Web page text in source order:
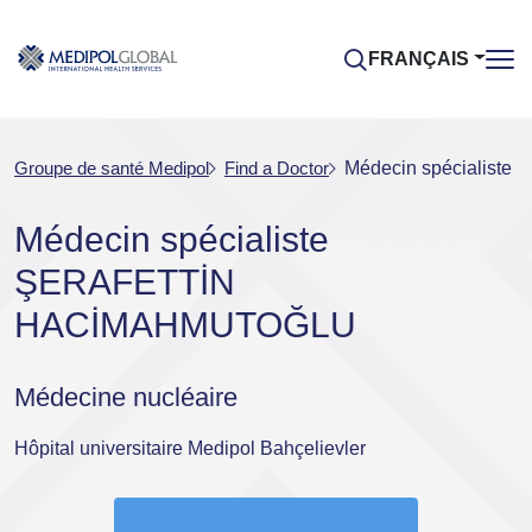
FRANÇAIS
Groupe de santé Medipol Find a Doctor Médecin spécialiste
Médecin spécialiste
ŞERAFETTİN
HACİMAHMUTOĞLU
Médecine nucléaire
Hôpital universitaire Medipol Bahçelievler